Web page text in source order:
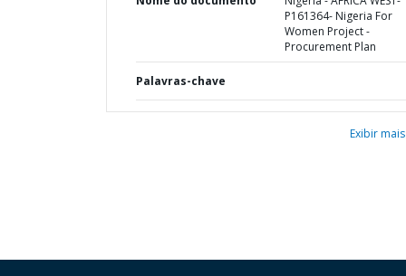
P161364- Nigeria For
Women Project -
Procurement Plan
Palavras-chave
Exibir mais